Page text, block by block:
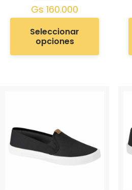
Gs 160.000
Seleccionar
opciones